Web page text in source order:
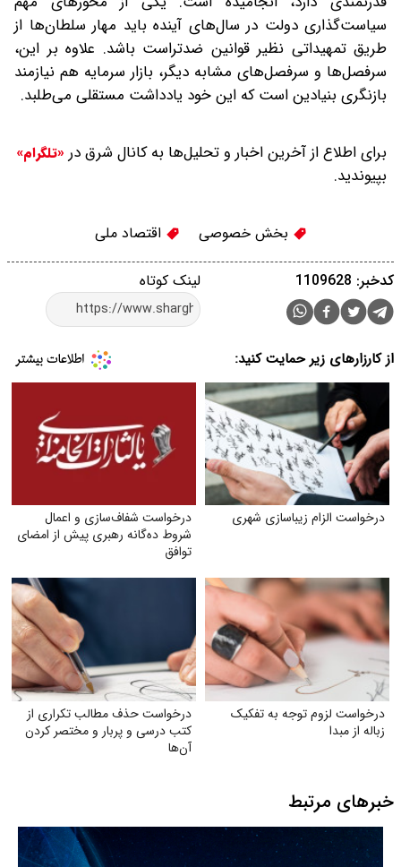
سیاست‌گذاری دولت در سال‌های آینده باید مهار سلطان‌ها از
طریق تمهیداتی نظیر قوانین ضد‌تراست باشد. علاوه بر این،
سرفصل‌ها و سرفصل‌های مشابه دیگر، بازار سرمایه هم نیازمند
بازنگری بنیادین است که این خود یادداشت مستقلی می‌طلبد.
برای اطلاع از آخرین اخبار و تحلیل‌ها به کانال شرق در «تلگرام»
بپیوندید.
بخش خصوصی اقتصاد ملی
لینک کوتاه کدخبر: 1109628
از کارزارهای زیر حمایت کنید:
درخواست الزام زیبا‌سازی شهری
درخواست شفاف‌سازی و اعمال
شروط ده‌گانه رهبری پیش از امضای
توافق
درخواست لزوم توجه به تفکیک
زباله از مبدا
درخواست حذف مطالب تکراری از
کتب درسی و پربار و مختصر کردن
آن‌ها
خبرهای مرتبط